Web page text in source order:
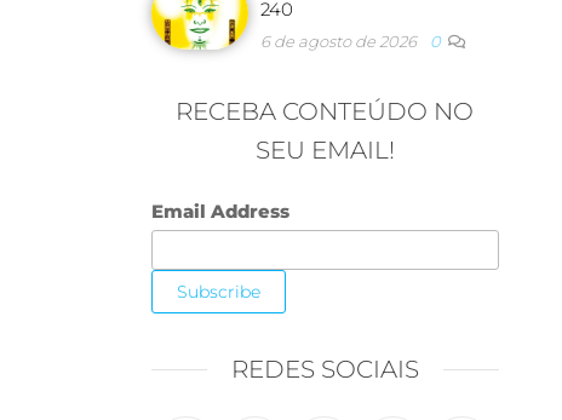
240
6 de agosto de 2026 0
RECEBA CONTEÚDO NO
SEU EMAIL!
Email Address
REDES SOCIAIS